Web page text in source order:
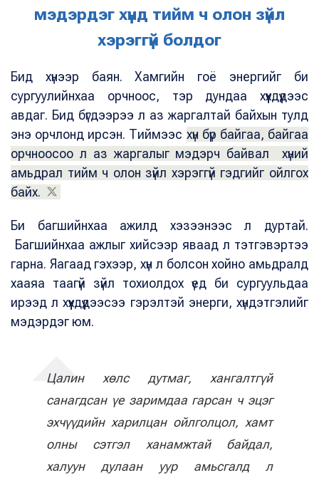
мэдэрдэг хүнд тийм ч олон зүйл
хэрэггүй болдог
Бид хүнээр баян. Хамгийн гоё энергийг би
сургуулийнхаа орчноос, тэр дундаа хүүхдүүдээс
авдаг. Бид бүгдээрээ л аз жаргалтай байхын тулд
энэ орчлонд ирсэн. Тиймээс хүн бүр байгаа, байгаа
орчноосоо л аз жаргалыг мэдэрч байвал хүний
амьдрал тийм ч олон зүйл хэрэггүй гэдгийг ойлгох
байх.
Би багшийнхаа ажилд хэзээнээс л дуртай.
Багшийнхаа ажлыг хийсээр яваад л тэтгэвэртээ
гарна. Яагаад гэхээр, хүн л болсон хойно амьдралд
хааяа таагүй зүйл тохиолдох үед би сургуульдаа
ирээд л хүүхдүүдээсээ гэрэлтэй энерги, хүндэтгэлийг
мэдэрдэг юм.
Цалин хөлс дутмаг, хангалтгүй
санагдсан үе заримдаа гарсан ч эцэг
эхчүүдийн харилцан ойлголцол, хамт
олны сэтгэл ханамжтай байдал,
халуун дулаан уур амьсгалд л